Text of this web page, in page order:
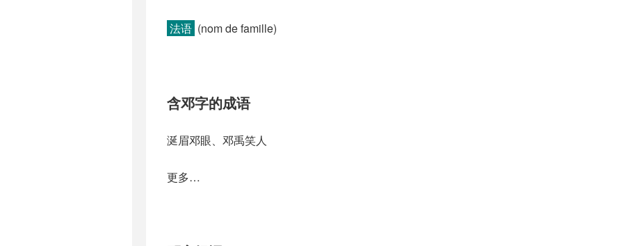
法语 (nom de famille)​
含邓字的成语
涎眉邓眼、邓禹笑人
更多…